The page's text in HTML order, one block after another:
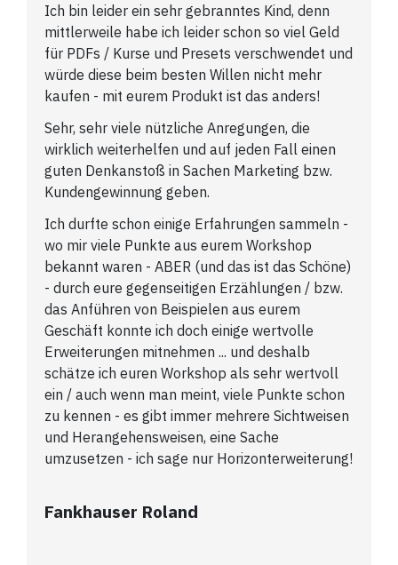
Ich bin leider ein sehr gebranntes Kind, denn
mittlerweile habe ich leider schon so viel Geld
für PDFs / Kurse und Presets verschwendet und
würde diese beim besten Willen nicht mehr
kaufen - mit eurem Produkt ist das anders!
Sehr, sehr viele nützliche Anregungen, die
wirklich weiterhelfen und auf jeden Fall einen
guten Denkanstoß in Sachen Marketing bzw.
Kundengewinnung geben.
Ich durfte schon einige Erfahrungen sammeln -
wo mir viele Punkte aus eurem Workshop
bekannt waren - ABER (und das ist das Schöne)
- durch eure gegenseitigen Erzählungen / bzw.
das Anführen von Beispielen aus eurem
Geschäft konnte ich doch einige wertvolle
Erweiterungen mitnehmen ... und deshalb
schätze ich euren Workshop als sehr wertvoll
ein / auch wenn man meint, viele Punkte schon
zu kennen - es gibt immer mehrere Sichtweisen
und Herangehensweisen, eine Sache
umzusetzen - ich sage nur Horizonterweiterung!
Fankhauser Roland